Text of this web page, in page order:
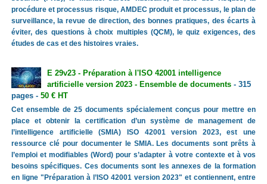
procédure et processus risque, AMDEC produit et processus, le plan de
surveillance, la revue de direction, des bonnes pratiques, des écarts à
éviter, des questions à choix multiples (QCM), le quiz exigences, des
études de cas et des histoires vraies.
E 29v23 - Préparation à l'ISO 42001 intelligence
artificielle version 2023 - Ensemble de documents- 315
pages - 50 € HT
Cet ensemble de 25 documents spécialement conçus pour mettre en
place et obtenir la certification d’un système de management de
l’intelligence artificielle (SMIA) ISO 42001 version 2023, est une
ressource clé pour documenter le SMIA. Les documents sont prêts à
l’emploi et modifiables (Word) pour s’adapter à votre contexte et à vos
besoins spécifiques. Ces documents sont les annexes de la formation
en ligne "Préparation à l’ISO 42001 version 2023" et contiennent, entre